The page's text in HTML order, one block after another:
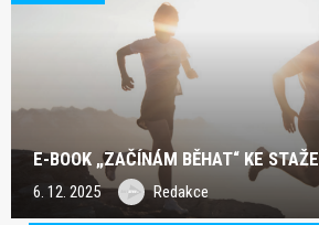
E-BOOK „ZAČÍNÁM BĚHAT“ KE
6. 12. 2025 Redakce